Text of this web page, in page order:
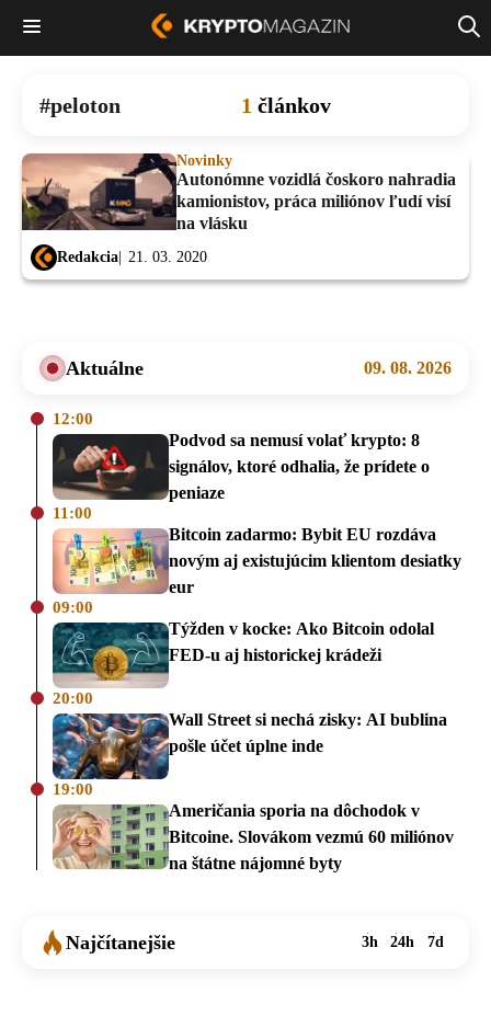
peloton 1 článkov
Novinky
Autonómne vozidlá čoskoro nahradia
kamionistov, práca miliónov ľudí visí
na vlásku
Redakcia 21. 03. 2020
Aktuálne 09. 08. 2026
12:00
Podvod sa nemusí volať krypto: 8
signálov, ktoré odhalia, že prídete o
peniaze
11:00
Bitcoin zadarmo: Bybit EU rozdáva
novým aj existujúcim klientom desiatky
eur
09:00
Týžden v kocke: Ako Bitcoin odolal
FED-u aj historickej krádeži
20:00
Wall Street si nechá zisky: AI bublina
pošle účet úplne inde
19:00
Američania sporia na dôchodok v
Bitcoine. Slovákom vezmú 60 miliónov
na štátne nájomné byty
Najčítanejšie 3h 24h 7d